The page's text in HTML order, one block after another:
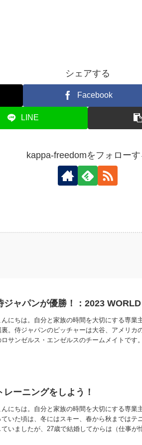
シェアする
Facebook
LINE
kappa-freedomをフォローす
ジャパンが優勝！：2023
んにちは。自分と家族の時間を大切にする専業
裏。侍ジャパンのピッチャーは大谷、アメリ
ロサンゼルス・エンゼルスのチームメイトです
レーニングをしよう！
んにちは。自分と家族の時間を大切にする専業
ていた頃は、冬にはスキー、春から秋までは
ていましたが、27歳で結婚してからは（仕事が